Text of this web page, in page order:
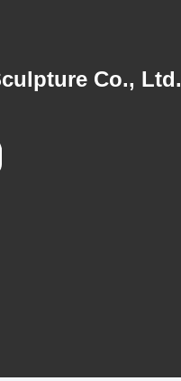
Co., Ltd.